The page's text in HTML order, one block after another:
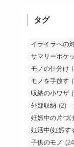
タグ
イライラへの
サマリーポケ
モノの仕分け
モノを手放す
収納の小ワザ
外部収納 (2)
妊娠中の片づ
妊活中(妊娠す
子供のモノ